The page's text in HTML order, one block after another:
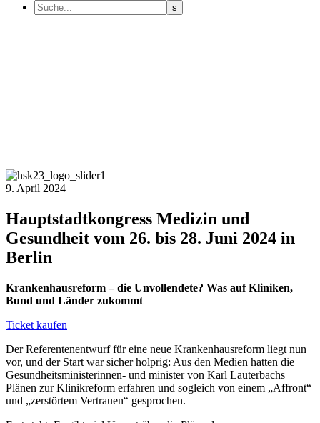
9. April 2024
Hauptstadtkongress Medizin und
Gesundheit vom 26. bis 28. Juni 2024 in
Berlin
Krankenhausreform – die Unvollendete? Was auf Kliniken,
Bund und Länder zukommt
Ticket kaufen
Der Referentenentwurf für eine neue Krankenhausreform liegt nun
vor, und der Start war sicher holprig: Aus den Medien hatten die
Gesundheitsministerinnen- und minister von Karl Lauterbachs
Plänen zur Klinikreform erfahren und sogleich von einem „Affront“
und „zerstörtem Vertrauen“ gesprochen.